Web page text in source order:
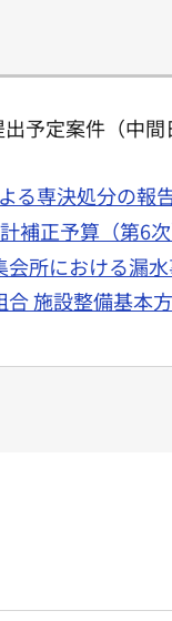
予定案件（中間
る専決処分の報
補正予算（第6
所における漏
施設整備基本